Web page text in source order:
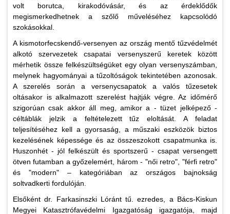
volt borutca, kirakodóvásár, és az érdeklődők
megismerkedhetnek a szőlő műveléséhez kapcsolódó
szokásokkal.
A kismotorfecskendő-versenyen az ország mentő tűzvédelmét
alkotó szervezetek csapatai versenyszerű keretek között
mérhetik össze felkészültségüket egy olyan versenyszámban,
melynek hagyományai a tűzoltóságok tekintetében azonosak.
A szerelés során a versenycsapatok a valós tűzesetek
oltásakor is alkalmazott szerelést hajtják végre. Az időmérő
szigorúan csak akkor áll meg, amikor a - tüzet jelképező -
céltáblák jelzik a feltételezett tűz eloltását. A feladat
teljesítéséhez kell a gyorsaság, a műszaki eszközök biztos
kezelésének képessége és az összeszokott csapatmunka is.
Huszonhét - jól felkészült és sportszerű - csapat versengett
ötven futamban a győzelemért, három - "női retro", "férfi retro"
és "modern" – kategóriában az országos bajnokság
soltvadkerti fordulóján.
Elsőként dr. Farkasinszki Lóránt tű. ezredes, a Bács-Kiskun
Megyei Katasztrófavédelmi Igazgatóság igazgatója, majd